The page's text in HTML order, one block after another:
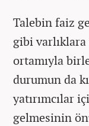
Talebin faiz
gibi
ortamıyla
durumun da
yatırımcılar
gelmesinin